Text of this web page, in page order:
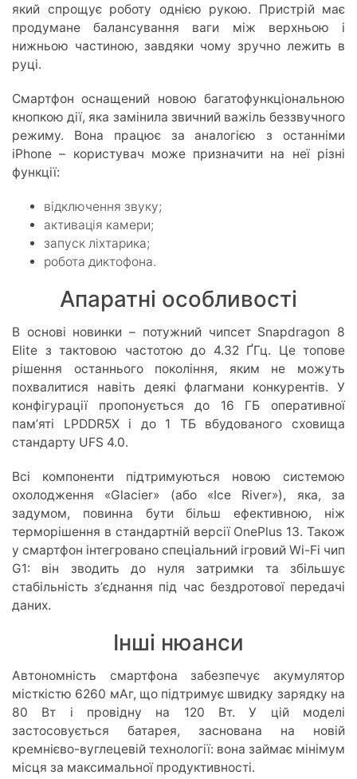
який спрощує роботу однією рукою. Пристрій має
продумане балансування ваги між верхньою і
нижньою частиною, завдяки чому зручно лежить в
руці.
Смартфон оснащений новою багатофункціональною
кнопкою дії, яка замінила звичний важіль беззвучного
режиму. Вона працює за аналогією з останніми
iPhone – користувач може призначити на неї різні
функції:
відключення звуку;
активація камери;
запуск ліхтарика;
робота диктофона.
Апаратні особливості
В основі новинки – потужний чипсет Snapdragon 8
Elite з тактовою частотою до 4.32 ҐГц. Це топове
рішення останнього покоління, яким не можуть
похвалитися навіть деякі флагмани конкурентів. У
конфігурації пропонується до 16 ГБ оперативної
памʼяті LPDDR5X і до 1 ТБ вбудованого сховища
стандарту UFS 4.0.
Всі компоненти підтримуються новою системою
охолодження «Glacier» (або «Ice River»), яка, за
задумом, повинна бути більш ефективною, ніж
терморішення в стандартній версії OnePlus 13. Також
у смартфон інтегровано спеціальний ігровий Wi-Fi чип
G1: він зводить до нуля затримки та збільшує
стабільність зʼєднання під час бездротової передачі
даних.
Інші нюанси
Автономність смартфона забезпечує акумулятор
місткістю 6260 мАг, що підтримує швидку зарядку на
80 Вт і провідну на 120 Вт. У цій моделі
застосовується батарея, заснована на новій
кремнієво-вуглецевій технології: вона займає мінімум
місця за максимальної продуктивності.